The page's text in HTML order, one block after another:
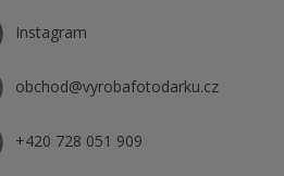
Instagram
obchod@vyrobafotodarku.cz
+420 728 051 909